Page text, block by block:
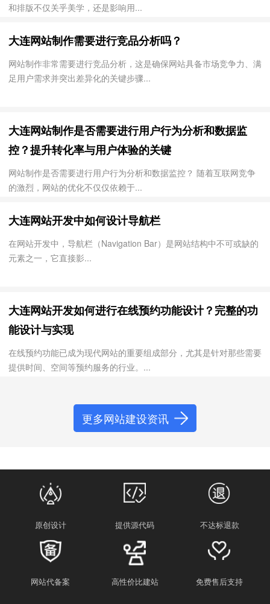
和排版不仅关乎美学，还是影响用...
大连网站制作需要进行竞品分析吗？
网站制作非常需要进行竞品分析，这是确保网站具备市场竞争力、满
足用户需求并突出差异化的关键步骤...
大连网站制作是否需要进行用户行为分析和数据监
控？提升转化率与用户体验的关键
网站制作是否需要进行用户行为分析和数据监控？ 随着互联网竞争
的激烈，网站的优化不仅仅依赖于...
大连网站开发中如何设计导航栏
在网站开发中，导航栏（Navigation Bar）是网站结构中不可或缺的
元素之一，它直接影...
大连网站开发如何进行在线预约功能设计？完整的功
能设计与实现
在线预约功能已成为现代网站的重要组成部分，尤其是针对那些需要
提供时间、空间等预约服务的行业。...
更多网站建设资讯
原创设计 提供源代码 不达标退款
网站代备案 高性价比建站 免费售后支持